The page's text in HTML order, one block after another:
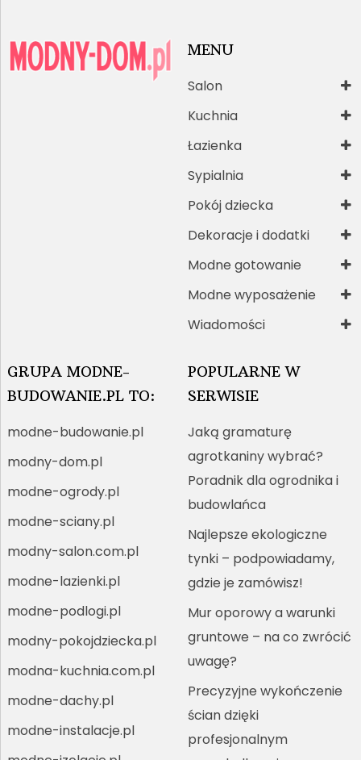
MENU
Salon
Kuchnia
Łazienka
Sypialnia
Pokój dziecka
Dekoracje i dodatki
Modne gotowanie
Modne wyposażenie
Wiadomości
GRUPA MODNE-
BUDOWANIE.PL TO:
modne-budowanie.pl
modny-dom.pl
modne-ogrody.pl
modne-sciany.pl
modny-salon.com.pl
modne-lazienki.pl
modne-podlogi.pl
modny-pokojdziecka.pl
modna-kuchnia.com.pl
modne-dachy.pl
modne-instalacje.pl
POPULARNE W
SERWISIE
Jaką gramaturę
agrotkaniny wybrać?
Poradnik dla ogrodnika i
budowlańca
Najlepsze ekologiczne
tynki – podpowiadamy,
gdzie je zamówisz!
Mur oporowy a warunki
gruntowe – na co zwrócić
uwagę?
Precyzyjne wykończenie
ścian dzięki
profesjonalnym